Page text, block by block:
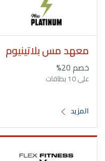
معهد مس بلاتينيوم
خصم 20%
على 10 بطاقات
المزيد